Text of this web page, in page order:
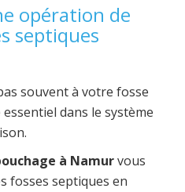
opération de
septiques
souvent à votre fosse
dans le système
à Namurvous
fosses septiques en